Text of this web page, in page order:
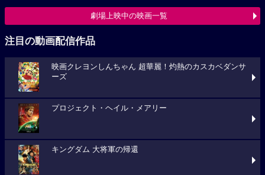
劇場上映中の映画一覧
注目の動画配信作品
映画クレヨンしんちゃん 超華麗！灼熱のカスカベダンサ
ーズ
プロジェクト・ヘイル・メアリー
キングダム 大将軍の帰還